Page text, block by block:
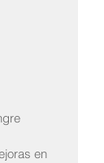
en